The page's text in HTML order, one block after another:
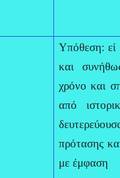
Υπόθεση: εἰ
και
χρόνο και
από
πρότασης
με έμφαση